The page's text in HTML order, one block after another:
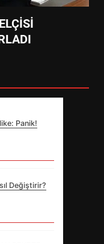
Panik!
Değiştirir?